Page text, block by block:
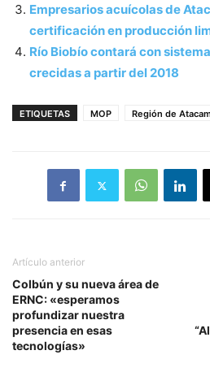
Empresarios acuícolas de
certificación en producción
Río Biobío contará con
crecidas a partir del 2018
ETIQUETAS MOP Región de
Artículo anterior
Colbún y su nueva área de
ERNC: «esperamos
profundizar nuestra
presencia en esas
tecnologías»